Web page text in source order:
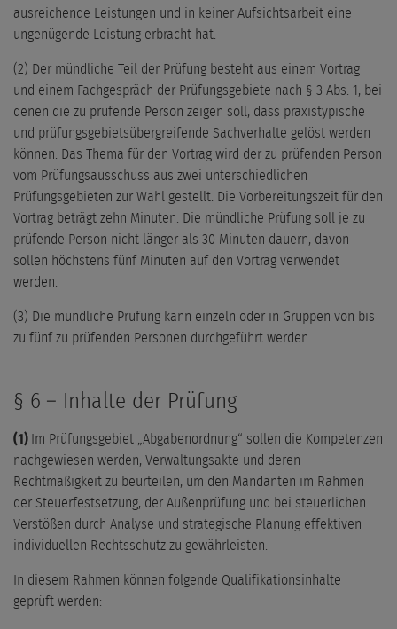
ausreichende Leistungen und in keiner Aufsichtsarbeit eine
ungenügende Leistung erbracht hat.
(2) Der mündliche Teil der Prüfung besteht aus einem Vortrag
und einem Fachgespräch der Prüfungsgebiete nach § 3 Abs. 1, bei
denen die zu prüfende Person zeigen soll, dass praxistypische
und prüfungsgebietsübergreifende Sachverhalte gelöst werden
können. Das Thema für den Vortrag wird der zu prüfenden Person
vom Prüfungsausschuss aus zwei unterschiedlichen
Prüfungsgebieten zur Wahl gestellt. Die Vorbereitungszeit für den
Vortrag beträgt zehn Minuten. Die mündliche Prüfung soll je zu
prüfende Person nicht länger als 30 Minuten dauern, davon
sollen höchstens fünf Minuten auf den Vortrag verwendet
werden.
(3) Die mündliche Prüfung kann einzeln oder in Gruppen von bis
zu fünf zu prüfenden Personen durchgeführt werden.
§ 6 – Inhalte der Prüfung
(1) Im Prüfungsgebiet „Abgabenordnung“ sollen die Kompetenzen
nachgewiesen werden, Verwaltungsakte und deren
Rechtmäßigkeit zu beurteilen, um den Mandanten im Rahmen
der Steuerfestsetzung, der Außenprüfung und bei steuerlichen
Verstößen durch Analyse und strategische Planung effektiven
individuellen Rechtsschutz zu gewährleisten.
In diesem Rahmen können folgende Qualifikationsinhalte
geprüft werden: